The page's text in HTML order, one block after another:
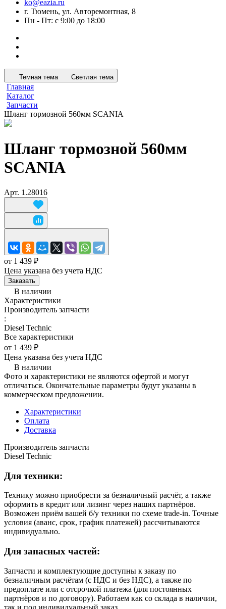
ko@eazia.ru
г. Тюмень, ул. Авторемонтная, 8
Пн - Пт: с 9:00 до 18:00
Темная тема Светлая тема
Главная
Каталог
Запчасти
Шланг тормозной 560мм SCANIA
Шланг тормозной 560мм
SCANIA
Арт. 1.28016
от 1 439 ₽
Цена указана без учета НДС
Заказать
В наличии
Характеристики
Производитель запчасти
:
Diesel Technic
Все характеристики
от 1 439 ₽
Цена указана без учета НДС
В наличии
Фото и характеристики не являются офертой и могут
отличаться. Окончательные параметры будут указаны в
коммерческом предложении.
Характеристики
Оплата
Доставка
Производитель запчасти
Diesel Technic
Для техники:
Технику можно приобрести за безналичный расчёт, а также
оформить в кредит или лизинг через наших партнёров.
Возможен приём вашей б/у техники по схеме trade-in. Точные
условия (аванс, срок, график платежей) рассчитываются
индивидуально.
Для запасных частей:
Запчасти и комплектующие доступны к заказу по
безналичным расчётам (с НДС и без НДС), а также по
предоплате или с отсрочкой платежа (для постоянных
партнёров и по договору). Работаем как со склада в наличии,
так и под индивидуальный заказ.